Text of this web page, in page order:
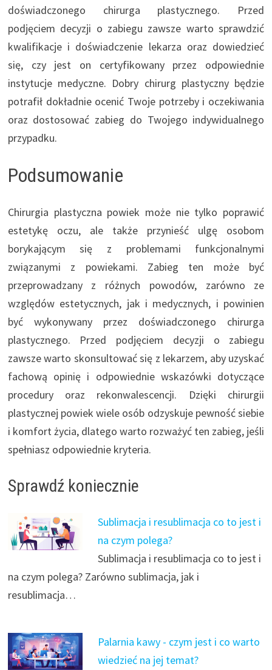
doświadczonego chirurga plastycznego. Przed
podjęciem decyzji o zabiegu zawsze warto sprawdzić
kwalifikacje i doświadczenie lekarza oraz dowiedzieć
się, czy jest on certyfikowany przez odpowiednie
instytucje medyczne. Dobry chirurg plastyczny będzie
potrafił dokładnie ocenić Twoje potrzeby i oczekiwania
oraz dostosować zabieg do Twojego indywidualnego
przypadku.
Podsumowanie
Chirurgia plastyczna powiek może nie tylko poprawić
estetykę oczu, ale także przynieść ulgę osobom
borykającym się z problemami funkcjonalnymi
związanymi z powiekami. Zabieg ten może być
przeprowadzany z różnych powodów, zarówno ze
względów estetycznych, jak i medycznych, i powinien
być wykonywany przez doświadczonego chirurga
plastycznego. Przed podjęciem decyzji o zabiegu
zawsze warto skonsultować się z lekarzem, aby uzyskać
fachową opinię i odpowiednie wskazówki dotyczące
procedury oraz rekonwalescencji. Dzięki chirurgii
plastycznej powiek wiele osób odzyskuje pewność siebie
i komfort życia, dlatego warto rozważyć ten zabieg, jeśli
spełniasz odpowiednie kryteria.
Sprawdź koniecznie
Sublimacja i resublimacja co to jest i
na czym polega?
Sublimacja i resublimacja co to jest i
na czym polega? Zarówno sublimacja, jak i
resublimacja…
Palarnia kawy - czym jest i co warto
wiedzieć na jej temat?